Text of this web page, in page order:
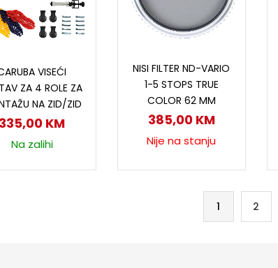
VISEĆI
ZA 4 ROLE ZA
NA ZID/ZID
KM
Na zalihi
NISI FILTER ND-VARIO
1-5 STOPS TRUE
COLOR 62 MM
385,00 KM
Nije na stanju
1 2